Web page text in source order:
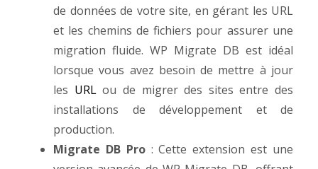
de données de votre site, en gérant les URL
et les chemins de fichiers pour assurer une
migration fluide. WP Migrate DB est idéal
lorsque vous avez besoin de mettre à jour
les URLou de migrer des sites entre des
installations de développement et de
production.
Migrate DB Pro: Cette extension est une